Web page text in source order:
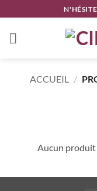
au
contenu
ACCUEIL /
Aucun produit